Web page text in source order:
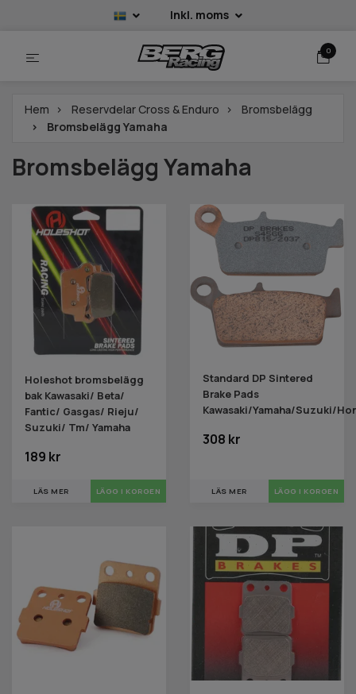
Inkl. moms
0
Hem Reservdelar Cross & Enduro
Bromsbelägg
Bromsbelägg Yamaha
Bromsbelägg Yamaha
Holeshot bromsbelägg
bak Kawasaki/ Beta/
Fantic/ Gasgas/ Rieju/
Suzuki/ Tm/ Yamaha
189 kr
LÄS MER
Standard DP Sintered
Brake Pads
Kawasaki/Yamaha/Suzuki/
308 kr
LÄS MER